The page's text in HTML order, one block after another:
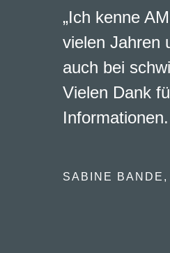
„Ich kenne
vielen Jahren
auch bei
Vielen Dank
SABINE